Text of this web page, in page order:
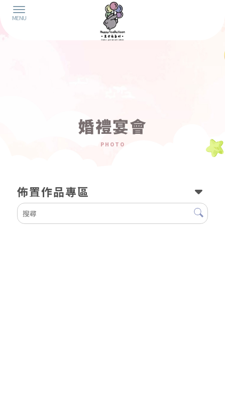
婚禮宴會
佈置作品專區